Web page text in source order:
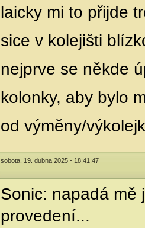
laicky mi to přijde
sice v kolejišti
nejprve se někde
kolonky, aby bylo
od výměny/
sobota, 19. dubna 2025 - 18:41:47
Sonic: napadá mě
provedení...